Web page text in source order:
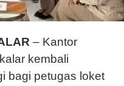
– Kantor
kembali
bagi petugas loket